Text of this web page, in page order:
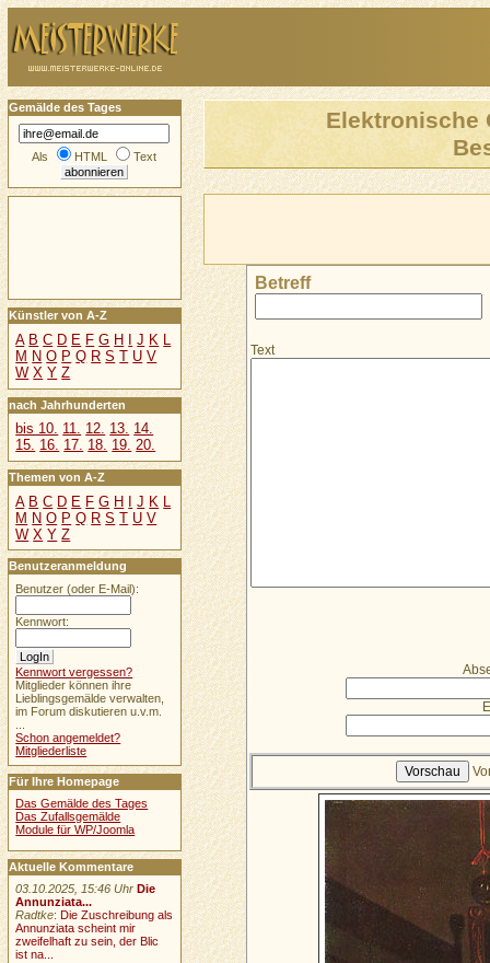
Elektronische
Betreff
Text
Gemälde des Tages
Als HTML Text
Künstler von A-Z
A B C D E F G H J K L
M N O P Q R S T U V
W X Y Z
nach Jahrhunderten
bis 10. 11. 12. 13. 14.
15. 16. 17. 18. 19. 20.
Themen von A-Z
A B C D E F G H I J K L
M N O P Q R S T U V
W X Y Z
Benutzeranmeldung
Benutzer (oder E-Mail):
Kennwort:
Kennwort vergessen?
Mitglieder können ihre
Lieblingsgemälde verwalten,
im Forum diskutieren u.v.m.
Schon angemeldet?
Mitgliederliste
Für Ihre Homepage
Das Gemälde des Tages
Das Zufallsgemälde
Module für WP/Joomla
Aktuelle Kommentare
03.10.2025, 15:46 Uhr Die
Annunziata...
Radtke: Die Zuschreibung als
Annunziata scheint mir
zweifelhaft zu sein, der Blic
ist na...